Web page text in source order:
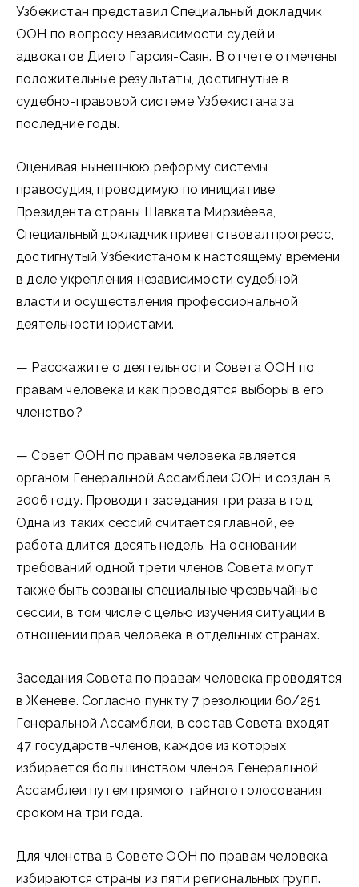
Узбекистан представил Специальный докладчик
ООН по вопросу независимости судей и
адвокатов Диего Гарсия-Саян. В отчете отмечены
положительные результаты, достигнутые в
судебно-правовой системе Узбекистана за
последние годы.
Оценивая нынешнюю реформу системы
правосудия, проводимую по инициативе
Президента страны Шавката Мирзиёева,
Специальный докладчик приветствовал прогресс,
достигнутый Узбекистаном к настоящему времени
в деле укрепления независимости судебной
власти и осуществления профессиональной
деятельности юристами.
— Расскажите о деятельности Совета ООН по
правам человека и как проводятся выборы в его
членство?
— Совет ООН по правам человека является
органом Генеральной Ассамблеи ООН и создан в
2006 году. Проводит заседания три раза в год.
Одна из таких сессий считается главной, ее
работа длится десять недель. На основании
требований одной трети членов Совета могут
также быть созваны специальные чрезвычайные
сессии, в том числе с целью изучения ситуации в
отношении прав человека в отдельных странах.
Заседания Совета по правам человека проводятся
в Женеве. Согласно пункту 7 резолюции 60/251
Генеральной Ассамблеи, в состав Совета входят
47 государств-членов, каждое из которых
избирается большинством членов Генеральной
Ассамблеи путем прямого тайного голосования
сроком на три года.
Для членства в Совете ООН по правам человека
избираются страны из пяти региональных групп.